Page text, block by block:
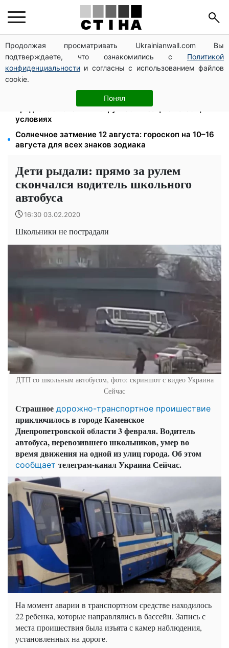
Продолжая просматривать Ukrainianwall.com Вы
подтверждаете, что ознакомились с Политикой
конфиденциальности и согласны с использованием файлов
cookie.
Понял
125 грн за куб воды: закон №4777 запустил двойное
подорожание тарифов в регионах
До +37°C на юге и грозы с градом в 9 областях:
прогноз погоды на выходные от Птухи
Федоров уволен и без бронирования: Камельчук
предлагает экс-министру мобилизацию на общих
условиях
Солнечное затмение 12 августа: гороскоп на 10–16
августа для всех знаков зодиака
Дети рыдали: прямо за рулем
скончался водитель школьного
автобуса
16:30 03.02.2020
Школьники не пострадали
ДТП со школьным автобусом, фото: скриншот с видео Украина
Сейчас
Страшное дорожно-транспортное проишествие
приключилось в городе Каменское
Днепропетровской области 3 февраля. Водитель
автобуса, перевозившего школьников, умер во
время движения на одной из улиц города. Об этом
сообщает телеграм-канал Украина Сейчас.
На момент аварии в транспортном средстве находилось
22 ребенка, которые направлялись в бассейн. Запись с
места проишествия была изъята с камер наблюдения,
установленных на дороге.